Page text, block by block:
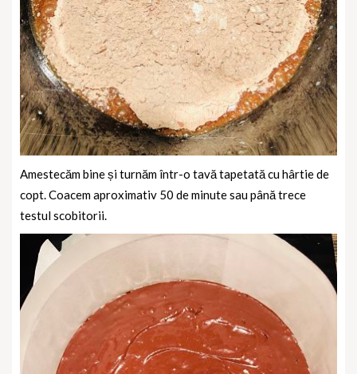
Amestecăm bine și turnăm într-o tavă tapetată cu hârtie de
copt. Coacem aproximativ 50 de minute sau până trece
testul scobitorii.